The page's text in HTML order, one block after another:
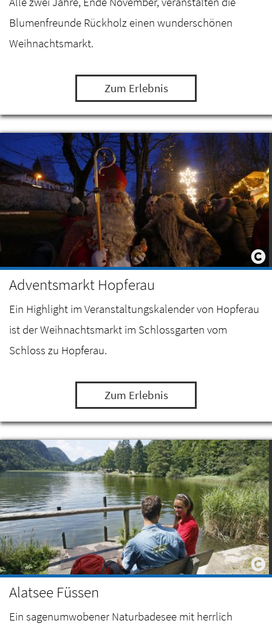
Blumenfreunde Rückholz einen wunderschönen
Weihnachtsmarkt.
Zum Erlebnis
Adventsmarkt Hopferau
Ein Highlight im Veranstaltungskalender von Hopferau
ist der Weihnachtsmarkt im Schlossgarten vom
Schloss zu Hopferau.
Zum Erlebnis
Alatsee Füssen
Ein sagenumwobener Naturbadesee mit herrlich